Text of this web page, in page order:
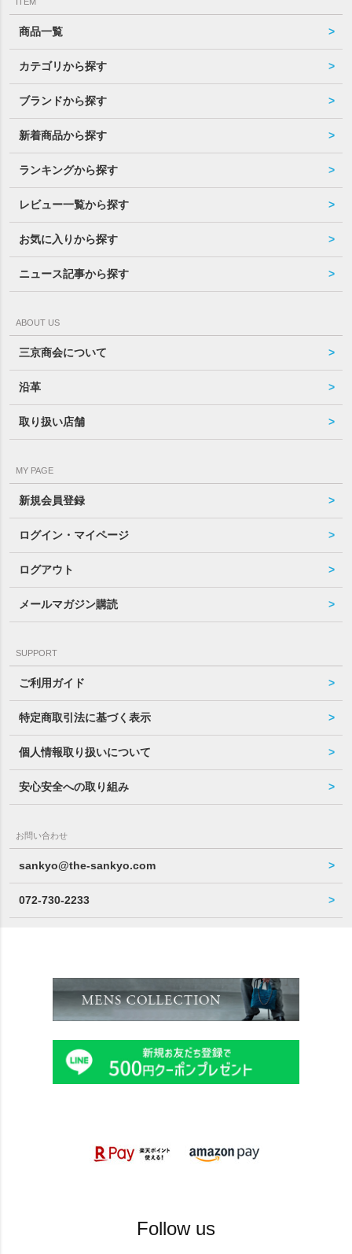
商品一覧
カテゴリから探す
ブランドから探す
新着商品から探す
ランキングから探す
レビュー一覧から探す
お気に入りから探す
ニュース記事から探す
ABOUT US
三京商会について
沿革
取り扱い店舗
MY PAGE
新規会員登録
ログイン・マイページ
ログアウト
メールマガジン購読
SUPPORT
ご利用ガイド
特定商取引法に基づく表示
個人情報取り扱いについて
安心安全への取り組み
お問い合わせ
sankyo@the-sankyo.com
072-730-2233
Follow us